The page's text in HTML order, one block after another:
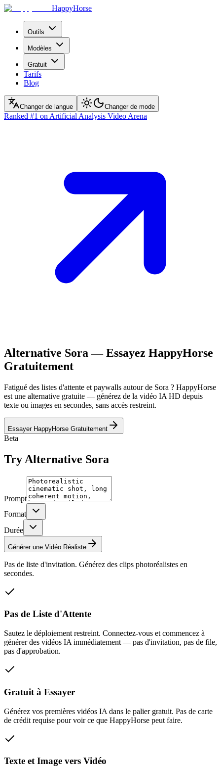
HappyHorse
Outils
Modèles
Gratuit
Tarifs
Blog
Changer de langue Changer de mode
Ranked #1 on Artificial Analysis Video Arena
Alternative Sora — Essayez HappyHorse
Gratuitement
Fatigué des listes d'attente et paywalls autour de Sora ? HappyHorse
est une alternative gratuite — générez de la vidéo IA HD depuis
texte ou images en secondes, sans accès restreint.
Essayer HappyHorse Gratuitement
Beta
Try Alternative Sora
Prompt
Format
Durée
Générer une Vidéo Réaliste
Pas de liste d'invitation. Générez des clips photoréalistes en
secondes.
Pas de Liste d'Attente
Sautez le déploiement restreint. Connectez-vous et commencez à
générer des vidéos IA immédiatement — pas d'invitation, pas de file,
pas d'approbation.
Gratuit à Essayer
Générez vos premières vidéos IA dans le palier gratuit. Pas de carte
de crédit requise pour voir ce que HappyHorse peut faire.
Texte et Image vers Vidéo